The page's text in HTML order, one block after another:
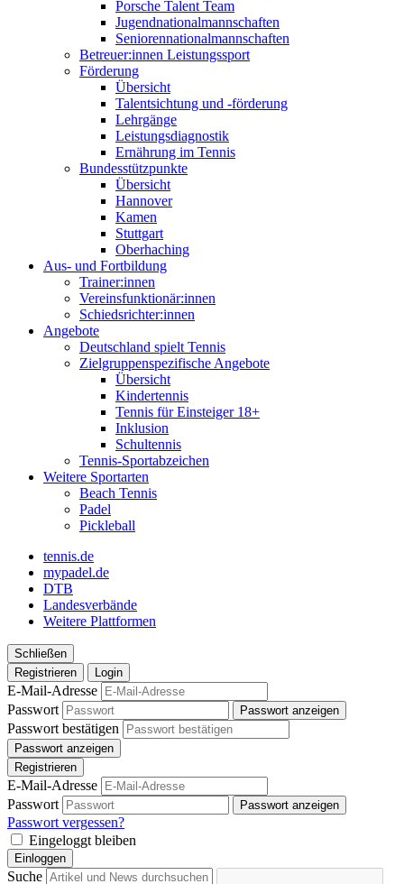
Porsche Talent Team
Jugendnationalmannschaften
Seniorennationalmannschaften
Betreuer:innen Leistungssport
Förderung
Übersicht
Talentsichtung und -förderung
Lehrgänge
Leistungsdiagnostik
Ernährung im Tennis
Bundesstützpunkte
Übersicht
Hannover
Kamen
Stuttgart
Oberhaching
Aus- und Fortbildung
Trainer:innen
Vereinsfunktionär:innen
Schiedsrichter:innen
Angebote
Deutschland spielt Tennis
Zielgruppenspezifische Angebote
Übersicht
Kindertennis
Tennis für Einsteiger 18+
Inklusion
Schultennis
Tennis-Sportabzeichen
Weitere Sportarten
Beach Tennis
Padel
Pickleball
tennis.de
mypadel.de
DTB
Landesverbände
Weitere Plattformen
Schließen
Registrieren
Login
E-Mail-Adresse
Passwort
Passwort anzeigen
Passwort bestätigen
Passwort anzeigen
Registrieren
E-Mail-Adresse
Passwort
Passwort anzeigen
Passwort vergessen?
Eingeloggt bleiben
Einloggen
Suche